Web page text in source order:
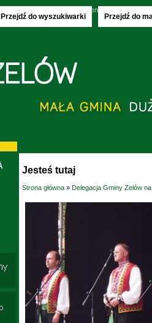
Przejdź do wyszukiwarki Przejdź do
imieniny:
Jesteś tutaj
Strona główna » Delegacja Gminy Zelów